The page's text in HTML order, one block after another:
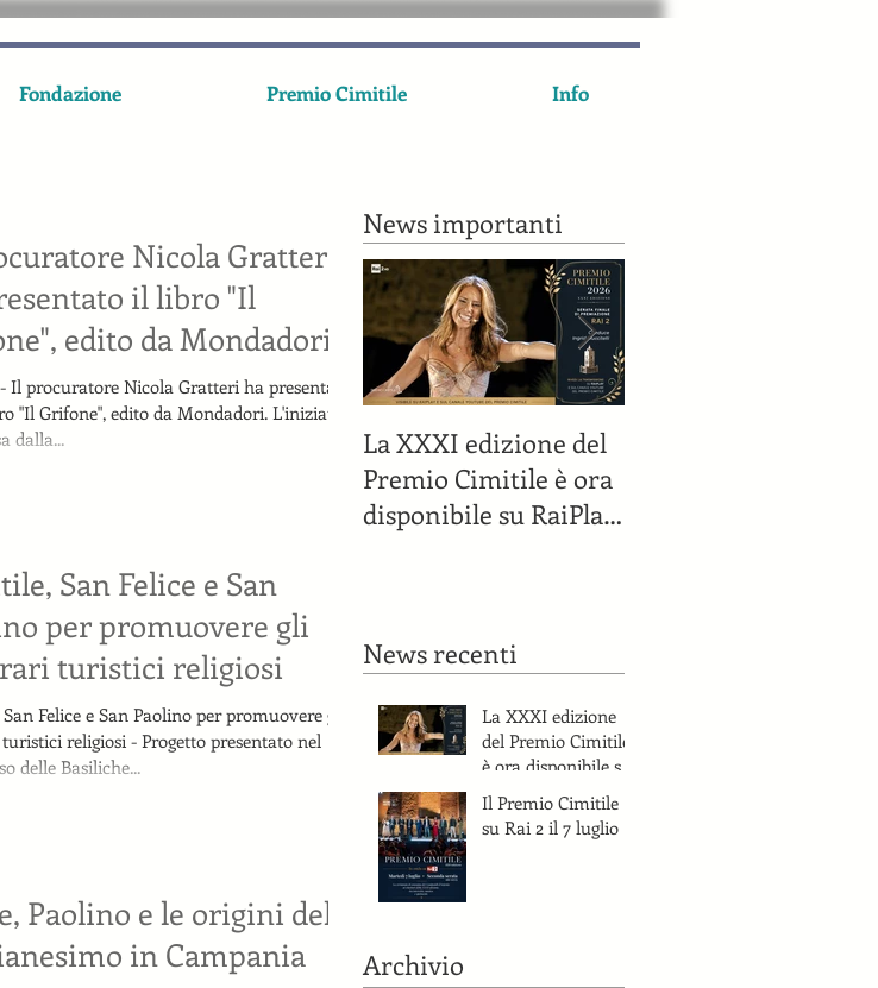
Fondazione Premio Cimitile Info
Nicola Gratteri
il libro "Il
edito da Mondadori.
Il procuratore Nicola Gratteri ha presentato
"Il Grifone", edito da Mondadori. L'iniziativa
dalla...
San Felice e San
per promuovere gli
turistici religiosi
Felice e San Paolino per promuovere gli
religiosi - Progetto presentato nel
delle Basiliche...
Paolino e le origini del
in Campania
News importanti
La XXXI edizione del
Premio Cimitile è ora
disponibile su RaiPlay
News recenti
La XXXI edizione
del Premio Cimitile
è ora disponibile su
RaiPlay e sul canale
YouTube del
Premio Cimitile.
Il Premio Cimitile
su Rai 2 il 7 luglio
Archivio